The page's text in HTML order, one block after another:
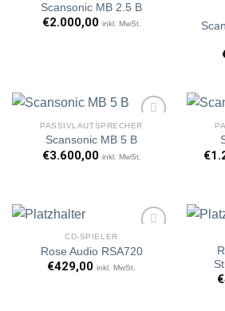
Scansonic MB 2.5 B
€2.000,00 inkl. MwSt.
PASSIVLAUTSPRECHER
Scansonic MB 5 B
€3.600,00 inkl. MwSt. €
CD-SPIELER
Rose Audio RSA720
€429,00 inkl. MwSt.
€